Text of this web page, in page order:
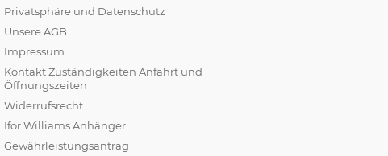
Privatsphäre und Datenschutz
Unsere AGB
Impressum
Kontakt Zuständigkeiten Anfahrt und
Öffnungszeiten
Widerrufsrecht
Ifor Williams Anhänger
Gewährleistungsantrag